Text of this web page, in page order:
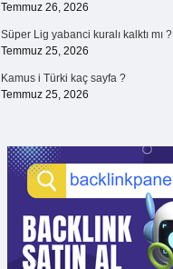
Temmuz 26, 2026
Süper Lig yabanci kuralı kalktı mı ?
Temmuz 25, 2026
Kamus i Türki kaç sayfa ?
Temmuz 25, 2026